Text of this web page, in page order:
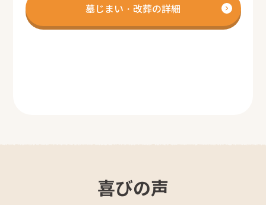
墓じまい・改葬の詳細
喜びの声